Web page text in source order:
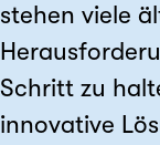
stehen viele
Schritt zu
innovative